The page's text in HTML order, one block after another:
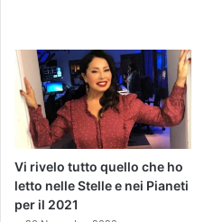
Vi rivelo tutto quello che ho
letto nelle Stelle e nei Pianeti
per il 2021